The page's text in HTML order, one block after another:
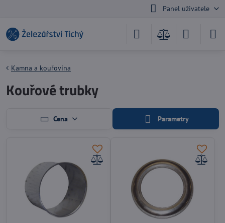
Panel uživatele
Kamna a kouřovina
Kouřové trubky
Cena Parametry